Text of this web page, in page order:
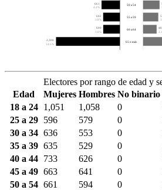
661
4.2%
50 a 54
602
3.8%
55 a 59
600
3.8%
487
60 a 64
2,300
14.6%
65 o más
Electores por rango de edad y
Edad
Mujeres Hombres No binario
18 a 24
1,051 1,058 0
25 a 29
596 579 0
30 a 34 636 553 0
35 a 39 635 529 0
40 a 44
733 626 0
45 a 49 663 641 0
50 a 54 661 594 0